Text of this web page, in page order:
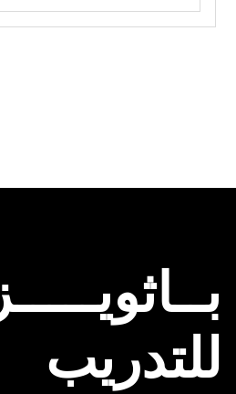
بــاثويـــــز
للتدريب